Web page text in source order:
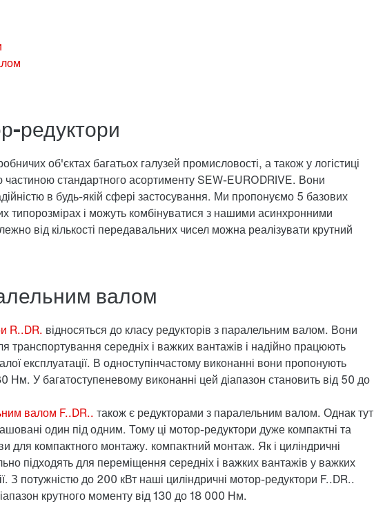
редуктори
об'єктах багатьох галузей промисловості, а також у логістиці
частиною стандартного асортименту SEW-EURODRIVE. Вони
в будь-якій сфері застосування. Ми пропонуємо 5 базових
типорозмірах і можуть комбінуватися з нашими асинхронними
від кількості передавальних чисел можна реалізувати крутний
валом
R..DR. відносяться до класу редукторів з паралельним валом. Вони
транспортування середніх і важких вантажів і надійно працюють
експлуатації. В одноступінчастому виконанні вони пропонують
Нм. У багатоступеневому виконанні цей діапазон становить від 50 до
валом F..DR.. також є редукторами з паралельним валом. Однак тут
один під одним. Тому ці мотор-редуктори дуже компактні та
для компактного монтажу. компактний монтаж. Як і циліндричні
підходять для переміщення середніх і важких вантажів у важких
З потужністю до 200 кВт наші циліндричні мотор-редуктори F..DR..
крутного моменту від 130 до 18 000 Нм.